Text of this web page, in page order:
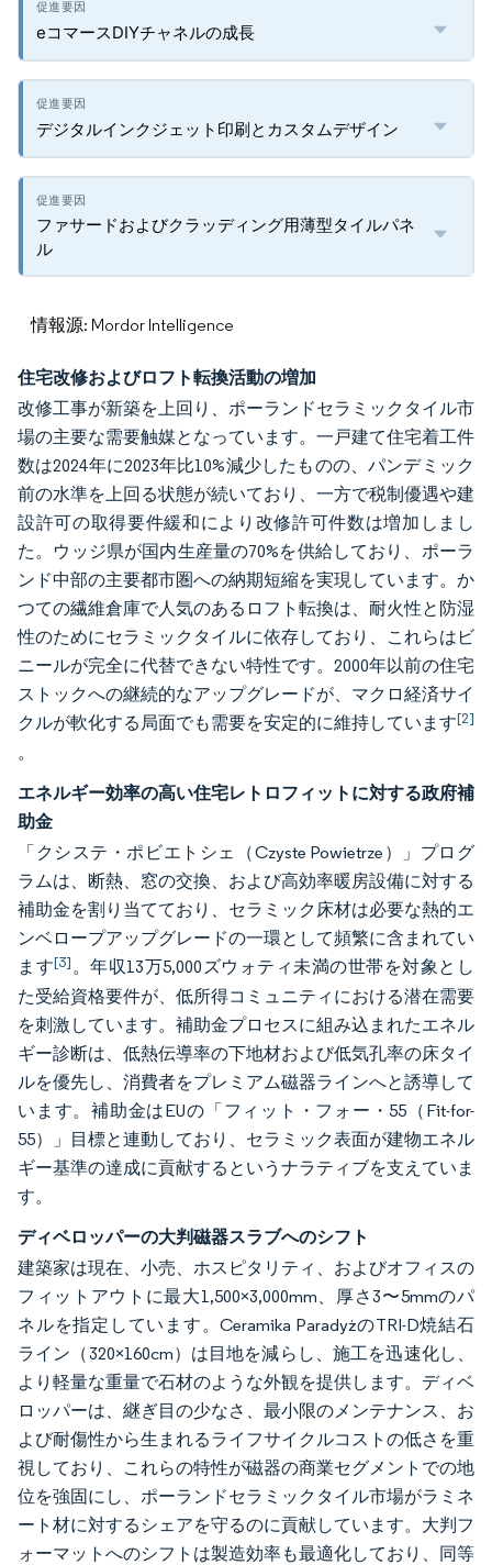
eコマースDIYチャネルの成長
デジタルインクジェット印刷とカスタムデザイン
ファサードおよびクラッディング用薄型タイルパネ
ル
情報源: Mordor Intelligence
住宅改修およびロフト転換活動の増加
改修工事が新築を上回り、ポーランドセラミックタイル市
場の主要な需要触媒となっています。一戸建て住宅着工件
数は2024年に2023年比10%減少したものの、パンデミック
前の水準を上回る状態が続いており、一方で税制優遇や建
設許可の取得要件緩和により改修許可件数は増加しまし
た。ウッジ県が国内生産量の70%を供給しており、ポーラ
ンド中部の主要都市圏への納期短縮を実現しています。か
つての繊維倉庫で人気のあるロフト転換は、耐火性と防湿
性のためにセラミックタイルに依存しており、これらはビ
ニールが完全に代替できない特性です。2000年以前の住宅
ストックへの継続的なアップグレードが、マクロ経済サイ
クルが軟化する局面でも需要を安定的に維持しています[2]
。
エネルギー効率の高い住宅レトロフィットに対する政府補
助金
「クシステ・ポビエトシェ（Czyste Powietrze）」プログ
ラムは、断熱、窓の交換、および高効率暖房設備に対する
補助金を割り当てており、セラミック床材は必要な熱的エ
ンベロープアップグレードの一環として頻繁に含まれてい
ます[3]。年収13万5,000ズウォティ未満の世帯を対象とし
た受給資格要件が、低所得コミュニティにおける潜在需要
を刺激しています。補助金プロセスに組み込まれたエネル
ギー診断は、低熱伝導率の下地材および低気孔率の床タイ
ルを優先し、消費者をプレミアム磁器ラインへと誘導して
います。補助金はEUの「フィット・フォー・55（Fit-for-
55）」目標と連動しており、セラミック表面が建物エネル
ギー基準の達成に貢献するというナラティブを支えていま
す。
ディベロッパーの大判磁器スラブへのシフト
建築家は現在、小売、ホスピタリティ、およびオフィスの
フィットアウトに最大1,500×3,000mm、厚さ3〜5mmのパ
ネルを指定しています。Ceramika ParadyżのTRI-D焼結石
ライン（320×160cm）は目地を減らし、施工を迅速化し、
より軽量な重量で石材のような外観を提供します。ディベ
ロッパーは、継ぎ目の少なさ、最小限のメンテナンス、お
よび耐傷性から生まれるライフサイクルコストの低さを重
視しており、これらの特性が磁器の商業セグメントでの地
位を強固にし、ポーランドセラミックタイル市場がラミネ
ート材に対するシェアを守るのに貢献しています。大判フ
ォーマットへのシフトは製造効率も最適化しており、同等